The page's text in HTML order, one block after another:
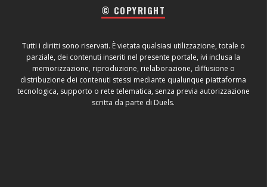
© COPYRIGHT
Tutti i diritti sono riservati. È vietata qualsiasi utilizzazione, totale o
parziale, dei contenuti inseriti nel presente portale, ivi inclusa la
memorizzazione, riproduzione, rielaborazione, diffusione o
distribuzione dei contenuti stessi mediante qualunque piattaforma
tecnologica, supporto o rete telematica, senza previa autorizzazione
scritta da parte di Duels.